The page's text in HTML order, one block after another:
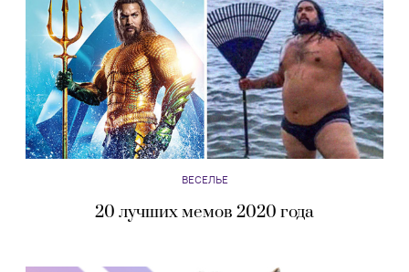
ВЕСЕЛЬЕ
20 лучших мемов 2020 года